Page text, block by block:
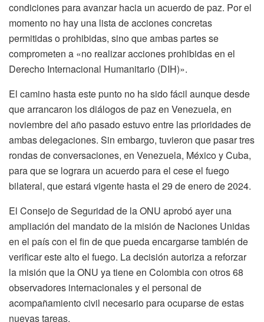
condiciones para avanzar hacia un acuerdo de paz. Por el
momento no hay una lista de acciones concretas
permitidas o prohibidas, sino que ambas partes se
comprometen a «no realizar acciones prohibidas en el
Derecho Internacional Humanitario (DIH)».
El camino hasta este punto no ha sido fácil aunque desde
que arrancaron los diálogos de paz en Venezuela, en
noviembre del año pasado estuvo entre las prioridades de
ambas delegaciones. Sin embargo, tuvieron que pasar tres
rondas de conversaciones, en Venezuela, México y Cuba,
para que se lograra un acuerdo para el cese el fuego
bilateral, que estará vigente hasta el 29 de enero de 2024.
El Consejo de Seguridad de la ONU aprobó ayer una
ampliación del mandato de la misión de Naciones Unidas
en el país con el fin de que pueda encargarse también de
verificar este alto el fuego. La decisión autoriza a reforzar
la misión que la ONU ya tiene en Colombia con otros 68
observadores internacionales y el personal de
acompañamiento civil necesario para ocuparse de estas
nuevas tareas.